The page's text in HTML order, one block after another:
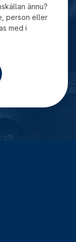
ännu?
person eller
med i